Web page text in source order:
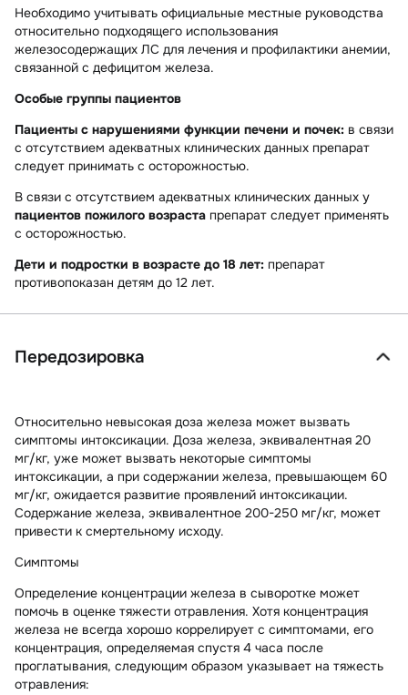
Необходимо учитывать официальные местные руководства
относительно подходящего использования
железосодержащих ЛС для лечения и профилактики анемии,
связанной с дефицитом железа.
Особые группы пациентов
Пациенты с нарушениями функции печени и почек: в связи
с отсутствием адекватных клинических данных препарат
следует принимать с осторожностью.
В связи с отсутствием адекватных клинических данных у
пациентов пожилого возраста препарат следует применять
с осторожностью.
Дети и подростки в возрасте до 18 лет: препарат
противопоказан детям до 12 лет.
Передозировка
Относительно невысокая доза железа может вызвать
симптомы интоксикации. Доза железа, эквивалентная 20
мг/кг, уже может вызвать некоторые симптомы
интоксикации, а при содержании железа, превышающем 60
мг/кг, ожидается развитие проявлений интоксикации.
Содержание железа, эквивалентное 200-250 мг/кг, может
привести к смертельному исходу.
Симптомы
Определение концентрации железа в сыворотке может
помочь в оценке тяжести отравления. Хотя концентрация
железа не всегда хорошо коррелирует с симптомами, его
концентрация, определяемая спустя 4 часа после
проглатывания, следующим образом указывает на тяжесть
отравления: